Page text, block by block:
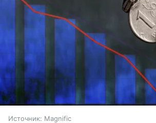
Источник: Magnific